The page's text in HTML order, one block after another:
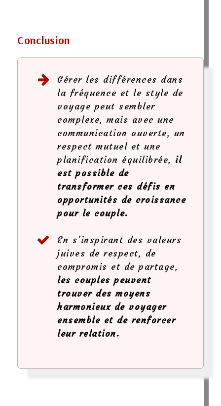
Conclusion
Gérer les différences dans
la fréquence et le style de
voyage peut sembler
complexe, mais avec une
communication ouverte, un
respect mutuel et une
planification équilibrée, il
est possible de
transformer ces défis en
opportunités de croissance
pour le couple.
En s’inspirant des valeurs
juives de respect, de
compromis et de partage,
les couples peuvent
trouver des moyens
harmonieux de voyager
ensemble et de renforcer
leur relation.